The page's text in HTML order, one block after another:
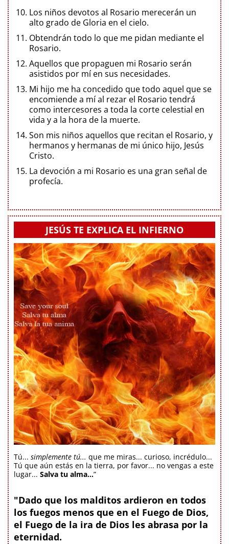
Los niños devotos al Rosario merecerán un
alto grado de Gloria en el cielo.
Obtendrán todo lo que me pidan mediante el
Rosario.
Aquellos que propaguen mi Rosario serán
asistidos por mí en sus necesidades.
Mi hijo me ha concedido que todo aquel que se
encomiende a mí al rezar el Rosario tendrá
como intercesores a toda la corte celestial en
vida y a la hora de la muerte.
Son mis niños aquellos que recitan el Rosario, y
hermanos y hermanas de mi único hijo, Jesús
Cristo.
La devoción a mi Rosario es una gran señal de
profecía.
JESÚS TE EXPLICA EL INFIERNO
Tú... simplemente tú... que me miras... curioso, incrédulo...
Tú que aún estás en la tierra, por favor... no vengas a este
lugar... Salva tu alma...”
"Dado que los malditos ardieron en todos
los fuegos menos que en el Fuego de Dios,
el Fuego de la ira de Dios les abrasa por la
eternidad.